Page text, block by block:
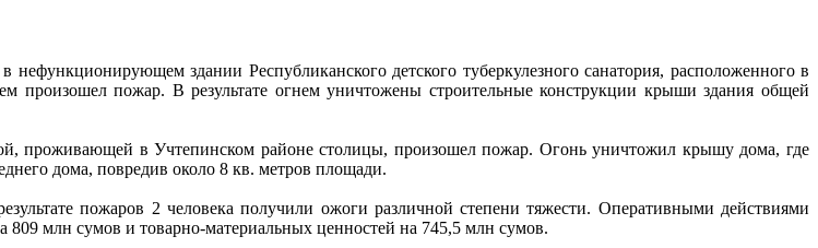
здании Республиканского детского туберкулезного санатория, расположенного в
произошел пожар. В результате огнем уничтожены строительные конструкции крыши здания общей
проживающей в Учтепинском районе столицы, произошел пожар. Огонь уничтожил крышу дома, где
дома, повредив около 8 кв. метров площади.
пожаров 2 человека получили ожоги различной степени тяжести. Оперативными действиями
млн сумов и товарно-материальных ценностей на 745,5 млн сумов.